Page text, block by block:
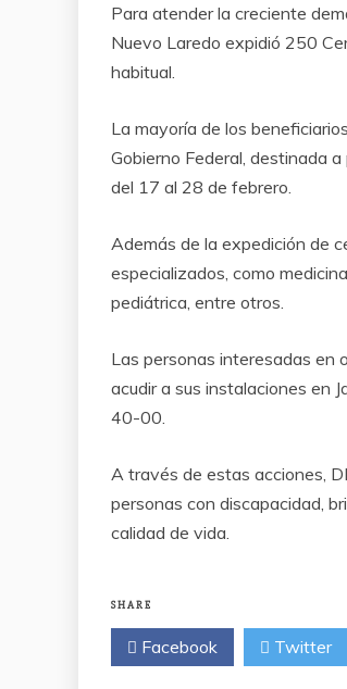
Para atender la creciente
Nuevo Laredo expidió 250
habitual.
La mayoría de los
Gobierno Federal, destinada
del 17 al 28 de febrero.
Además de la expedición de
especializados, como
pediátrica, entre otros.
Las personas interesadas en
acudir a sus instalaciones en
40-00.
A través de estas acciones,
personas con discapacidad,
calidad de vida.
SHARE
Facebook Twitter